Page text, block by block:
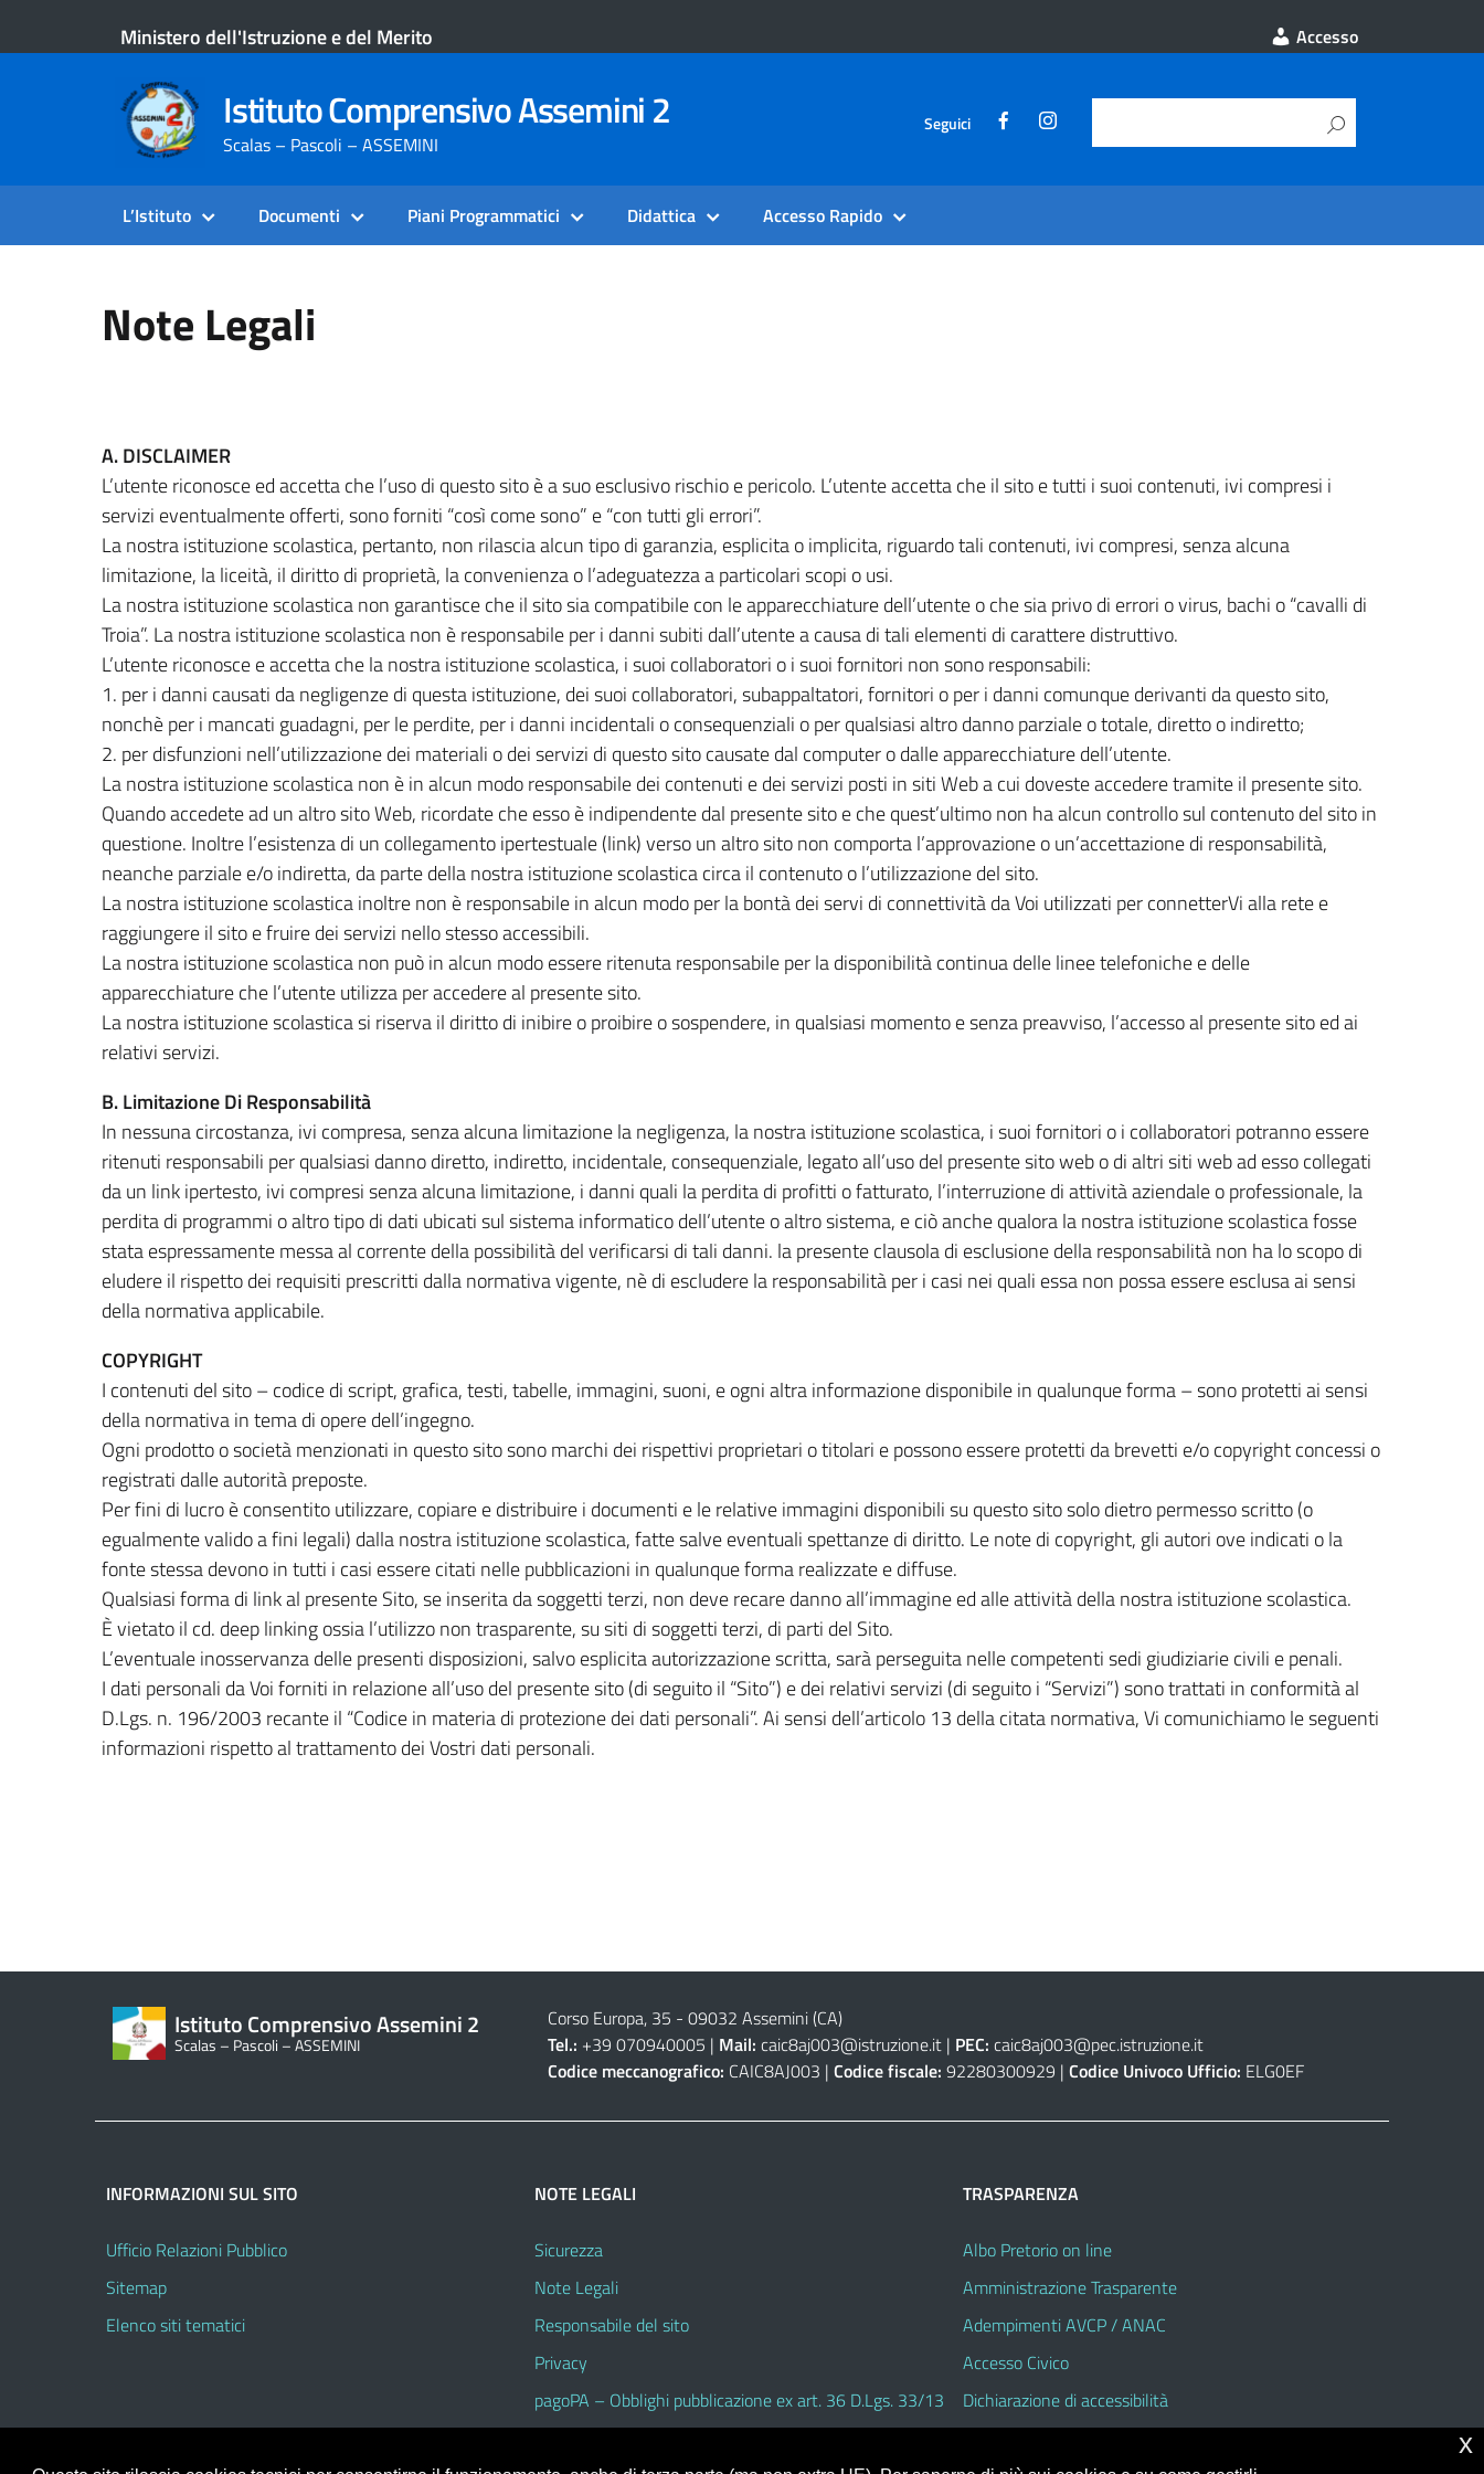
Ministero dell'Istruzione e del Merito Accesso
Istituto Comprensivo Assemini 2
Scalas – Pascoli – ASSEMINI
Seguici
L’Istituto Documenti Piani Programmatici Didattica Accesso Rapido
Note Legali
A. DISCLAIMER
L’utente riconosce ed accetta che l’uso di questo sito è a suo esclusivo rischio e pericolo. L’utente accetta che il sito e tutti i suoi contenuti, ivi compresi i
servizi eventualmente offerti, sono forniti “così come sono” e “con tutti gli errori”.
La nostra istituzione scolastica, pertanto, non rilascia alcun tipo di garanzia, esplicita o implicita, riguardo tali contenuti, ivi compresi, senza alcuna
limitazione, la liceità, il diritto di proprietà, la convenienza o l’adeguatezza a particolari scopi o usi.
La nostra istituzione scolastica non garantisce che il sito sia compatibile con le apparecchiature dell’utente o che sia privo di errori o virus, bachi o “cavalli di
Troia”. La nostra istituzione scolastica non è responsabile per i danni subiti dall’utente a causa di tali elementi di carattere distruttivo.
L’utente riconosce e accetta che la nostra istituzione scolastica, i suoi collaboratori o i suoi fornitori non sono responsabili:
1. per i danni causati da negligenze di questa istituzione, dei suoi collaboratori, subappaltatori, fornitori o per i danni comunque derivanti da questo sito,
nonchè per i mancati guadagni, per le perdite, per i danni incidentali o consequenziali o per qualsiasi altro danno parziale o totale, diretto o indiretto;
2. per disfunzioni nell’utilizzazione dei materiali o dei servizi di questo sito causate dal computer o dalle apparecchiature dell’utente.
La nostra istituzione scolastica non è in alcun modo responsabile dei contenuti e dei servizi posti in siti Web a cui doveste accedere tramite il presente sito.
Quando accedete ad un altro sito Web, ricordate che esso è indipendente dal presente sito e che quest’ultimo non ha alcun controllo sul contenuto del sito in
questione. Inoltre l’esistenza di un collegamento ipertestuale (link) verso un altro sito non comporta l’approvazione o un’accettazione di responsabilità,
neanche parziale e/o indiretta, da parte della nostra istituzione scolastica circa il contenuto o l’utilizzazione del sito.
La nostra istituzione scolastica inoltre non è responsabile in alcun modo per la bontà dei servi di connettività da Voi utilizzati per connetterVi alla rete e
raggiungere il sito e fruire dei servizi nello stesso accessibili.
La nostra istituzione scolastica non può in alcun modo essere ritenuta responsabile per la disponibilità continua delle linee telefoniche e delle
apparecchiature che l’utente utilizza per accedere al presente sito.
La nostra istituzione scolastica si riserva il diritto di inibire o proibire o sospendere, in qualsiasi momento e senza preavviso, l’accesso al presente sito ed ai
relativi servizi.
B. Limitazione Di Responsabilità
In nessuna circostanza, ivi compresa, senza alcuna limitazione la negligenza, la nostra istituzione scolastica, i suoi fornitori o i collaboratori potranno essere
ritenuti responsabili per qualsiasi danno diretto, indiretto, incidentale, consequenziale, legato all’uso del presente sito web o di altri siti web ad esso collegati
da un link ipertesto, ivi compresi senza alcuna limitazione, i danni quali la perdita di profitti o fatturato, l’interruzione di attività aziendale o professionale, la
perdita di programmi o altro tipo di dati ubicati sul sistema informatico dell’utente o altro sistema, e ciò anche qualora la nostra istituzione scolastica fosse
stata espressamente messa al corrente della possibilità del verificarsi di tali danni. la presente clausola di esclusione della responsabilità non ha lo scopo di
eludere il rispetto dei requisiti prescritti dalla normativa vigente, nè di escludere la responsabilità per i casi nei quali essa non possa essere esclusa ai sensi
della normativa applicabile.
COPYRIGHT
I contenuti del sito – codice di script, grafica, testi, tabelle, immagini, suoni, e ogni altra informazione disponibile in qualunque forma – sono protetti ai sensi
della normativa in tema di opere dell’ingegno.
Ogni prodotto o società menzionati in questo sito sono marchi dei rispettivi proprietari o titolari e possono essere protetti da brevetti e/o copyright concessi o
registrati dalle autorità preposte.
Per fini di lucro è consentito utilizzare, copiare e distribuire i documenti e le relative immagini disponibili su questo sito solo dietro permesso scritto (o
egualmente valido a fini legali) dalla nostra istituzione scolastica, fatte salve eventuali spettanze di diritto. Le note di copyright, gli autori ove indicati o la
fonte stessa devono in tutti i casi essere citati nelle pubblicazioni in qualunque forma realizzate e diffuse.
Qualsiasi forma di link al presente Sito, se inserita da soggetti terzi, non deve recare danno all’immagine ed alle attività della nostra istituzione scolastica.
È vietato il cd. deep linking ossia l’utilizzo non trasparente, su siti di soggetti terzi, di parti del Sito.
L’eventuale inosservanza delle presenti disposizioni, salvo esplicita autorizzazione scritta, sarà perseguita nelle competenti sedi giudiziarie civili e penali.
I dati personali da Voi forniti in relazione all’uso del presente sito (di seguito il “Sito”) e dei relativi servizi (di seguito i “Servizi”) sono trattati in conformità al
D.Lgs. n. 196/2003 recante il “Codice in materia di protezione dei dati personali”. Ai sensi dell’articolo 13 della citata normativa, Vi comunichiamo le seguenti
informazioni rispetto al trattamento dei Vostri dati personali.
Istituto Comprensivo Assemini 2
Scalas – Pascoli – ASSEMINI
Corso Europa, 35 - 09032 Assemini (CA)
Tel.: +39 070940005 | Mail: caic8aj003@istruzione.it| PEC: caic8aj003@pec.istruzione.it
Codice meccanografico: CAIC8AJ003 | Codice fiscale: 92280300929 | Codice Univoco Ufficio: ELG0EF
INFORMAZIONI SUL SITO
Ufficio Relazioni Pubblico
Sitemap
Elenco siti tematici
NOTE LEGALI
Sicurezza
Note Legali
Responsabile del sito
Privacy
pagoPA – Obblighi pubblicazione ex art. 36 D.Lgs. 33/13
TRASPARENZA
Albo Pretorio on line
Amministrazione Trasparente
Adempimenti AVCP / ANAC
Accesso Civico
Dichiarazione di accessibilità
x